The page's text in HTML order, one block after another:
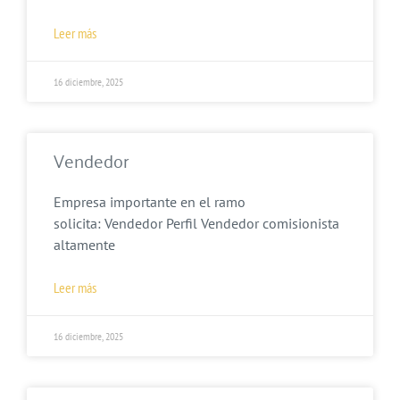
Leer más
16 diciembre, 2025
Vendedor
Empresa importante en el ramo
solicita: Vendedor Perfil Vendedor comisionista
altamente
Leer más
16 diciembre, 2025